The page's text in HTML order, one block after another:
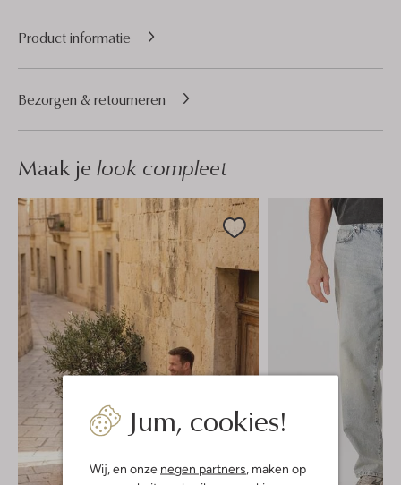
Jum, cookies!
Wij, en onze negen partners, maken op
Product informatie
Bezorgen & retourneren
Maak je look compleet